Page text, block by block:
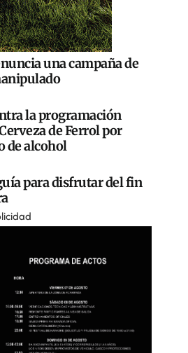
una campaña de
la programación
de Ferrol por
de alcohol
para disfrutar del fin